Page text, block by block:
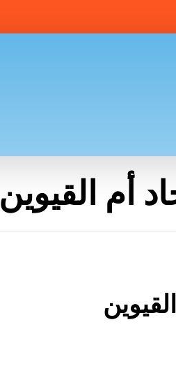
أم القيوين